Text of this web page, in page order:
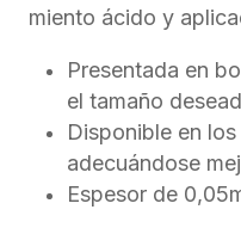
miento ácido y
Presentada en
el tamaño
Disponible en
adecuándose
Espesor de